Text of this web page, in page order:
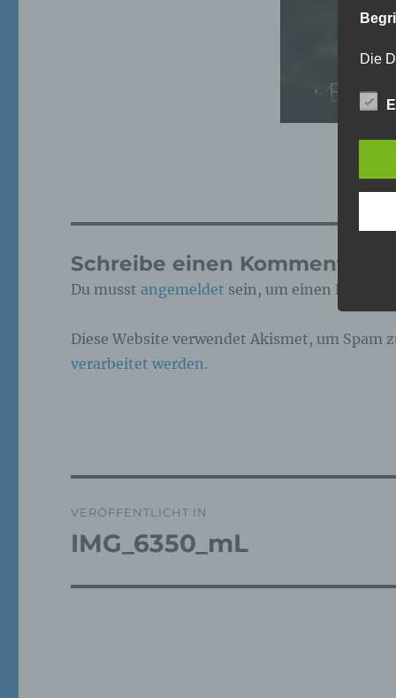
Schreibe einen Kommentar
Du musst angemeldet sein, um einen
Diese Website verwendet Akismet, um Spam
verarbeitet werden.
VERÖFFENTLICHT IN
IMG_6350_mL
Die
dies
Wir